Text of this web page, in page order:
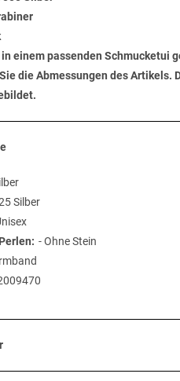
einem passenden Schmucketui
die Abmessungen des Artikels.
Silber
- Ohne Stein